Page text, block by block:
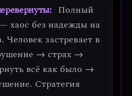
Полный
хаос без надежды на
. Человек застревает в
→ страх →
всё как было →
Стратегия